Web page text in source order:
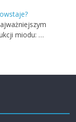
miodu: …